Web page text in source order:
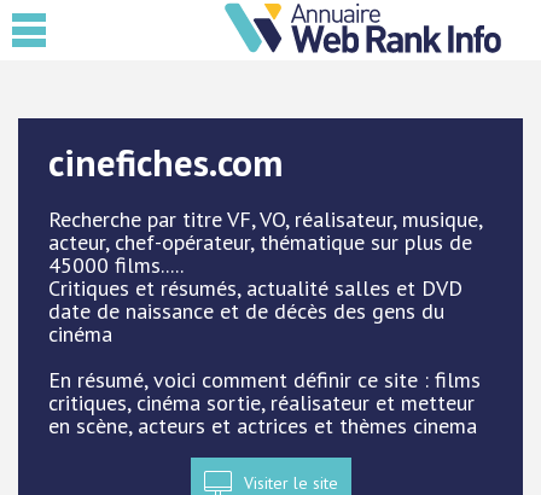
cinefiches.com
Recherche par titre VF, VO, réalisateur, musique,
acteur, chef-opérateur, thématique sur plus de
45000 films.....
Critiques et résumés, actualité salles et DVD
date de naissance et de décès des gens du
cinéma
En résumé, voici comment définir ce site : films
critiques, cinéma sortie, réalisateur et metteur
en scène, acteurs et actrices et thèmes cinema
Visiter le site